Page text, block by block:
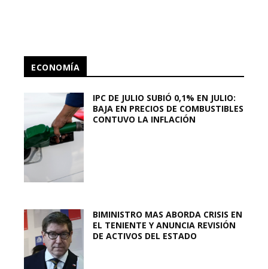
ECONOMÍA
IPC DE JULIO SUBIÓ 0,1% EN JULIO:
BAJA EN PRECIOS DE COMBUSTIBLES
CONTUVO LA INFLACIÓN
BIMINISTRO MAS ABORDA CRISIS EN
EL TENIENTE Y ANUNCIA REVISIÓN
DE ACTIVOS DEL ESTADO